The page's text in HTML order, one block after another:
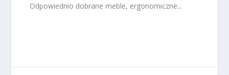
Odpowiednio dobrane meble, ergonomiczne...